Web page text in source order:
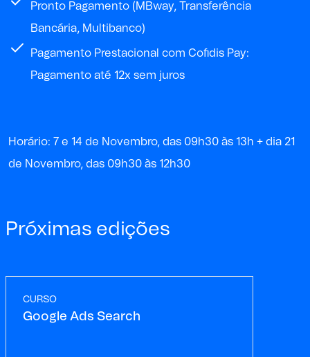
Pronto Pagamento (MBway, Transferência
Bancária, Multibanco)
Pagamento Prestacional com Cofidis Pay:
Pagamento até 12x sem juros
Horário: 7 e 14 de Novembro, das 09h30 às 13h + dia 21
de Novembro, das 09h30 às 12h30
Próximas edições
CURSO
Google Ads Search